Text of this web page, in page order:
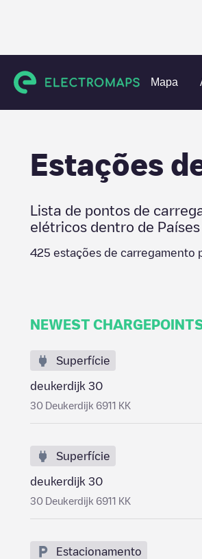
Mapa
Charging stations Países Baixos
Estações
Lista de pontos de
elétricos dentro de
425 estações de carregamento
NEWEST
Superfície
deukerdijk 30
30 Deukerdijk 6911 KK
Superfície
deukerdijk 30
30 Deukerdijk 6911 KK
Estacionamento